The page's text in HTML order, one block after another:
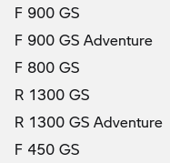
F 900 GS
F 900 GS Adventure
F 800 GS
R 1300 GS
R 1300 GS Adventure
F 450 GS